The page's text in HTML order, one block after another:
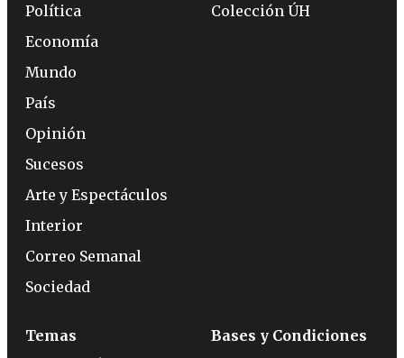
Política
Economía
Mundo
País
Opinión
Sucesos
Arte y Espectáculos
Interior
Correo Semanal
Sociedad
Colección ÚH
Temas
Bases y Condiciones